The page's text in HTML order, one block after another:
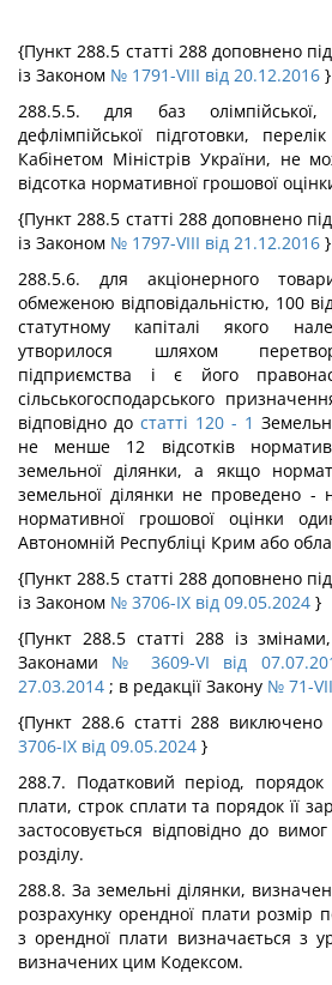
{Пункт 288.5 статті 288 доповнено
із Законом № 1791-VIII від 20.12.2016 }
288.5.5. для баз олімпійської,
дефлімпійської підготовки,
Кабінетом Міністрів України, не
відсотка нормативної грошової
{Пункт 288.5 статті 288 доповнено
із Законом № 1797-VIII від 21.12.2016 }
288.5.6. для акціонерного
обмеженою відповідальністю, 100
статутному капіталі якого
утворилося шляхом
підприємства і є його
сільськогосподарського
відповідно до статті 120 - 1
не менше 12 відсотків
земельної ділянки, а якщо
земельної ділянки не проведено -
нормативної грошової оцінки
Автономній Республіці Крим або
{Пункт 288.5 статті 288 доповнено
із Законом № 3706-IX від 09.05.2024 }
{Пункт 288.5 статті 288 із
Законами № 3609-VI від
27.03.2014 ; в редакції Закону № 71-
{Пункт 288.6 статті 288 виключено
3706-IX від 09.05.2024 }
288.7. Податковий період,
плати, строк сплати та порядок її
застосовується відповідно до
розділу.
288.8. За земельні ділянки,
розрахунку орендної плати розмір
з орендної плати визначається з
визначених цим Кодексом.